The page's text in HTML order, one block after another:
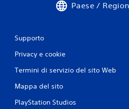
Paese /
Supporto
Privacy e cookie
Termini di servizio del sito Web
Mappa del sito
PlayStation Studios